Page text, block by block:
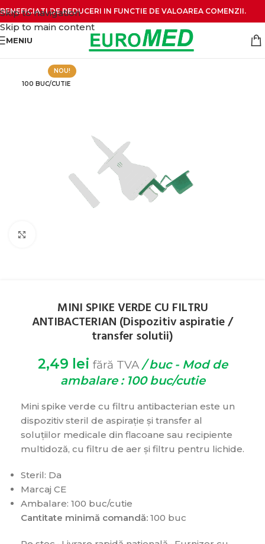
Skip to navigation
Skip to main content
BENEFICIATI DE REDUCERI IN FUNCTIE DE VALOAREA COMENZII.
MENIU
NOU!
100 BUC/CUTIE
MINI SPIKE VERDE CU FILTRU
ANTIBACTERIAN (Dispozitiv aspiratie /
transfer solutii)
2,49 lei fără TVA/ buc - Mod de
ambalare : 100 buc/cutie
Mini spike verde cu filtru antibacterian este un
dispozitiv steril de aspirație și transfer al
soluțiilor medicale din flacoane sau recipiente
multidoză, cu filtru de aer și filtru pentru lichide.
Steril: Da
Marcaj CE
Ambalare: 100 buc/cutie
Cantitate minimă comandă: 100 buc